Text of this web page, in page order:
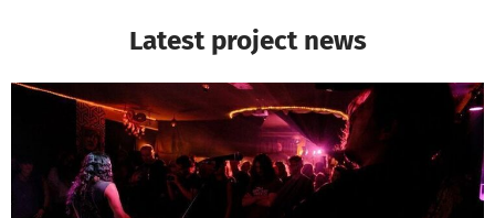
Latest project news